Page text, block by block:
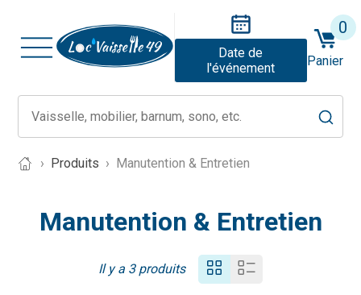
Date de
l'événement
0
Panier
Produits Manutention & Entretien
Manutention & Entretien
Il y a 3 produits